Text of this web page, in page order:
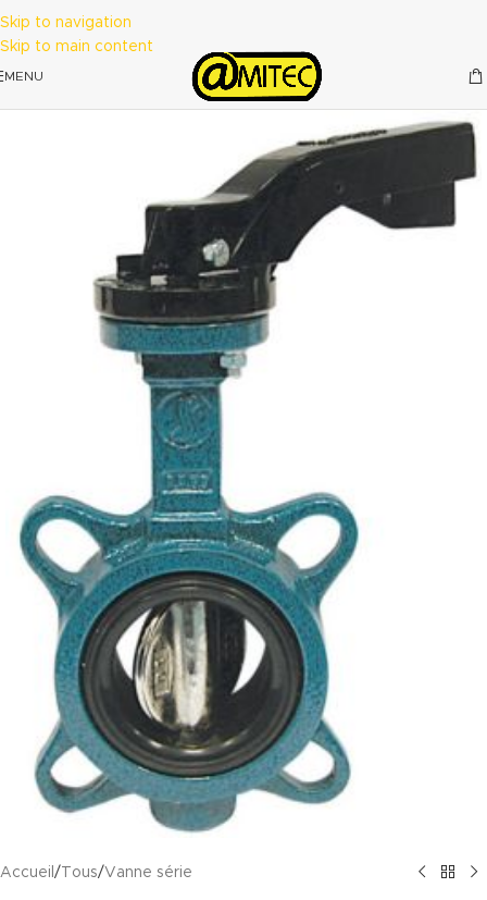
Skip to navigation
Skip to main content
MENU
Accueil /Tous/Vanne série